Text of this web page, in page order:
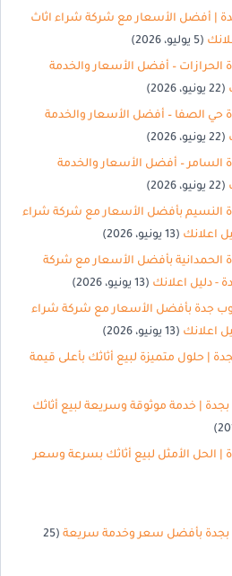
| أفضل الأسعار مع شركة شراء اثاث
(5 يوليو، 2026)
– أفضل الأسعار والخدمة
(22 يونيو، 2026)
الصفا – أفضل الأسعار والخدمة
(22 يونيو، 2026)
– أفضل الأسعار والخدمة
(22 يونيو، 2026)
النسيم بأفضل الأسعار مع شركة شراء
اعلانك (13 يونيو، 2026)
بأفضل الأسعار مع شركة
- دليل اعلانك (13 يونيو، 2026)
جدة بأفضل الأسعار مع شركة شراء
اعلانك (13 يونيو، 2026)
| حلول متميزة لبيع أثاثك بأعلى قيمة
| خدمة موثوقة وسريعة لبيع أثاثك
الحل الأمثل لبيع أثاثك بسرعة وسعر
بجدة بأفضل سعر وخدمة سريعة (25